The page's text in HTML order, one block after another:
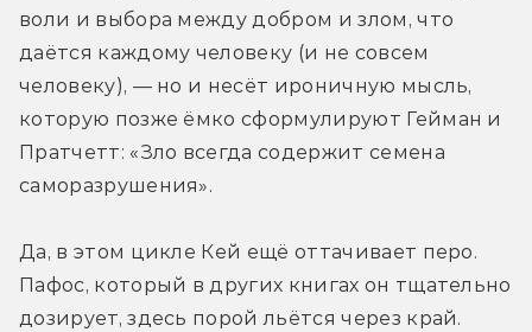
воли и выбора между добром и злом, что
даётся каждому человеку (и не совсем
человеку), — но и несёт ироничную мысль,
которую позже ёмко сформулируют Гейман и
Пратчетт: «Зло всегда содержит семена
саморазрушения».
Да, в этом цикле Кей ещё оттачивает перо.
Пафос, который в других книгах он тщательно
дозирует, здесь порой льётся через край.